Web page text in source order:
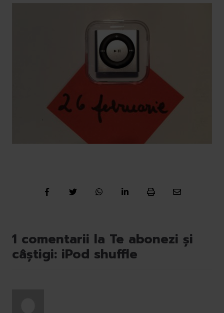
1 comentarii la Te abonezi și
câștigi: iPod shuffle